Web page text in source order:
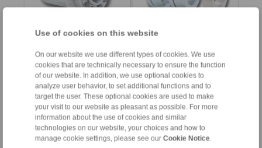
Use of cookies on this website
On our website we use different types of cookies. We use
cookies that are technically necessary to ensure the function
of our website. In addition, we use optional cookies to
analyze user behavior, to set additional functions and to
target the user. These optional cookies are used to make
your visit to our website as pleasant as possible. For more
information about the use of cookies and similar
technologies on our website, your choices and how to
manage cookie settings, please see our Cookie Notice
Product information
Datasheet
Installation
Instruction
Product information
Datasheet